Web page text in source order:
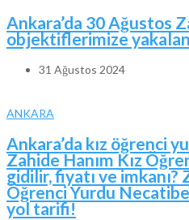
Ankara’da 30 Ağustos
objektiflerimize
31 Ağustos 2024
ANKARA
Ankara’da kız öğrenci
Zahide Hanım Kız
gidilir, fiyatı ve imkanı?
Öğrenci Yurdu
yol tarifi!